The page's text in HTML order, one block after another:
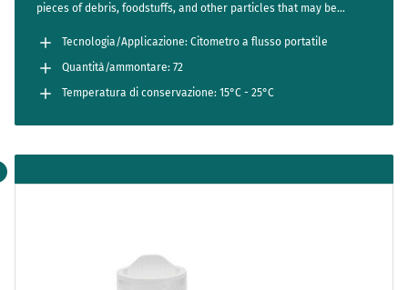
pieces of debris, foodstuffs, and other particles that may be
Tecnologia/Applicazione: Citometro a flusso portatile
Quantità/ammontare: 72
Temperatura di conservazione: 15°C - 25°C